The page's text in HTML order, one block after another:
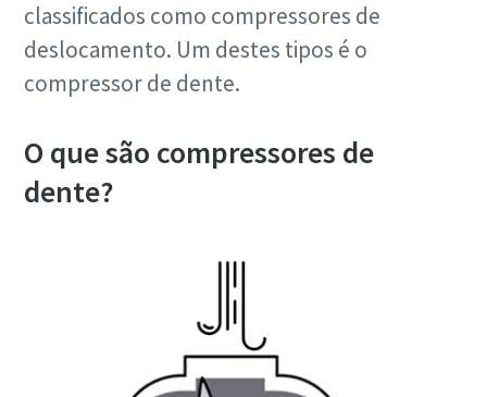
classificados como compressores de
deslocamento. Um destes tipos é o
compressor de dente.
O que são compressores de
dente?